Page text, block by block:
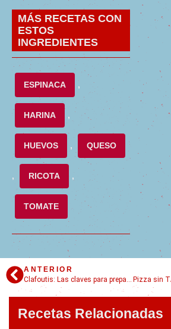
MÁS RECETAS CON
ESTOS
INGREDIENTES
ESPINACA ,
HARINA ,
HUEVOS , QUESO
, RICOTA ,
TOMATE
ANTERIOR
Clafoutis: Las claves para preparar este postre francés
Recetas Relacionadas